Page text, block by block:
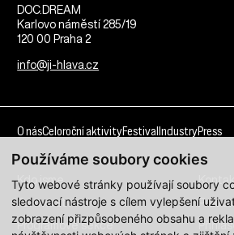
Používáme soubory cookies
Tyto webové stránky používají soubory
sledovací nástroje s cílem vylepšení
zobrazení přizpůsobeného obsahu a
DOC.DREAM​
Karlovo náměstí 285/19
120 00 Praha 2
info@ji-hlava.cz
O násCeloroční aktivityFestival IndustryPress
Kdo jsme
Partnerství
Programové sekce